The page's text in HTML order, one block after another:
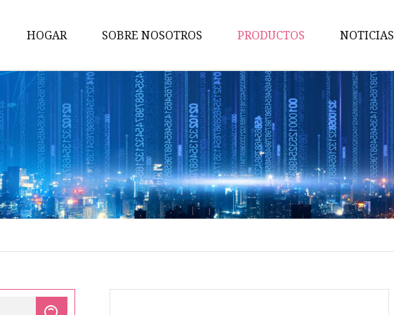
HOGAR SOBRE NOSOTROS PRODUCTOS
Vehículo de saneamiento
Remolque de
camión/semirremolque
Camión de agua
Remolque volcado
Camión barredor
NOTICIAS